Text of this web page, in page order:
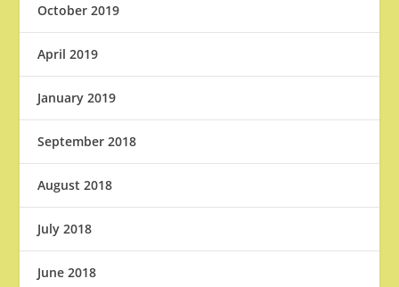
October 2019
April 2019
January 2019
September 2018
August 2018
July 2018
June 2018